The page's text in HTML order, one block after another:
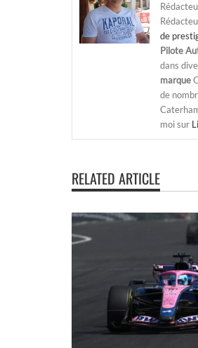
de
Pilote
dans
marque
de
moi sur
RELATED ARTICLE